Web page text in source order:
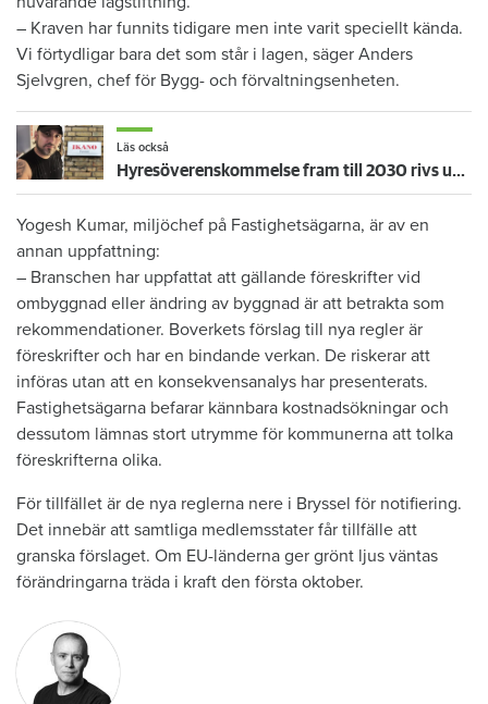
– Kraven har funnits tidigare men inte varit speciellt kända.
Vi förtydligar bara det som står i lagen, säger Anders
Sjelvgren, chef för Bygg- och förvaltningsenheten.
Läs också
Hyresöverenskommelse fram till 2030 rivs upp – hyresgäster känner sig svikna: "Jag går redan på knäna"
Yogesh Kumar, miljöchef på Fastighetsägarna, är av en
annan uppfattning:
– Branschen har uppfattat att gällande föreskrifter vid
ombyggnad eller ändring av byggnad är att betrakta som
rekommendationer. Boverkets förslag till nya regler är
föreskrifter och har en bindande verkan. De riskerar att
införas utan att en konsekvensanalys har presenterats.
Fastighetsägarna befarar kännbara kostnadsökningar och
dessutom lämnas stort utrymme för kommunerna att tolka
föreskrifterna olika.
För tillfället är de nya reglerna nere i Bryssel för notifiering.
Det innebär att samtliga medlemsstater får tillfälle att
granska förslaget. Om EU-länderna ger grönt ljus väntas
förändringarna träda i kraft den första oktober.